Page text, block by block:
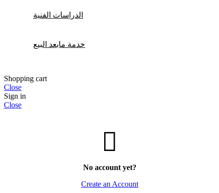
الدراسات الفنية
خدمة مابعد البيع
Shopping cart
Close
Sign in
Close
No account yet?
Create an Account